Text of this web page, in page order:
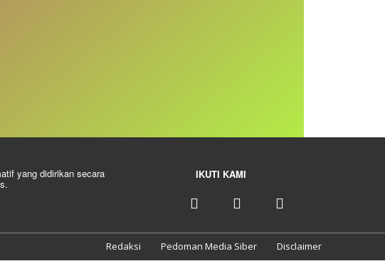
yang didirikan secara
IKUTI KAMI
Redaksi Pedoman Media Siber Disclaimer